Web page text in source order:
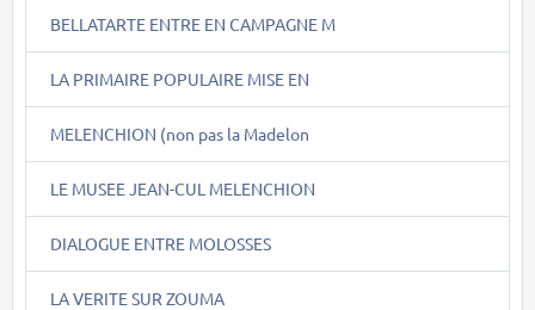
BELLATARTE ENTRE EN CAMPAGNE M
LA PRIMAIRE POPULAIRE MISE EN
MELENCHION (non pas la Madelon
LE MUSEE JEAN-CUL MELENCHION
DIALOGUE ENTRE MOLOSSES
LA VERITE SUR ZOUMA